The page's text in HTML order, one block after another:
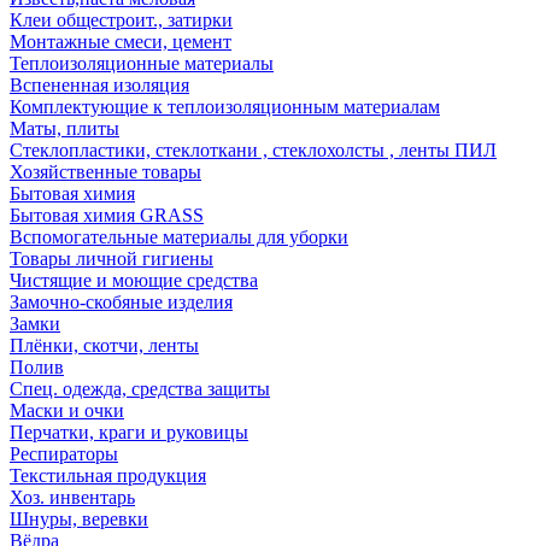
Клеи общестроит., затирки
Монтажные смеси, цемент
Теплоизоляционные материалы
Вспененная изоляция
Комплектующие к теплоизоляционным материалам
Маты, плиты
Стеклопластики, стеклоткани , стеклохолсты , ленты ПИЛ
Хозяйственные товары
Бытовая химия
Бытовая химия GRASS
Вспомогательные материалы для уборки
Товары личной гигиены
Чистящие и моющие средства
Замочно-скобяные изделия
Замки
Плёнки, скотчи, ленты
Полив
Спец. одежда, средства защиты
Маски и очки
Перчатки, краги и руковицы
Респираторы
Текстильная продукция
Хоз. инвентарь
Шнуры, веревки
Вёдра